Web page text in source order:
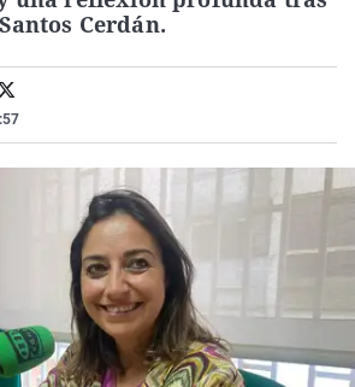
La rosa de los vientos
Gente viajera
Caso
Retornados
Operación Viuda
Extremadura
Galicia
Navarra
Virales
Televisión
Cerdán.